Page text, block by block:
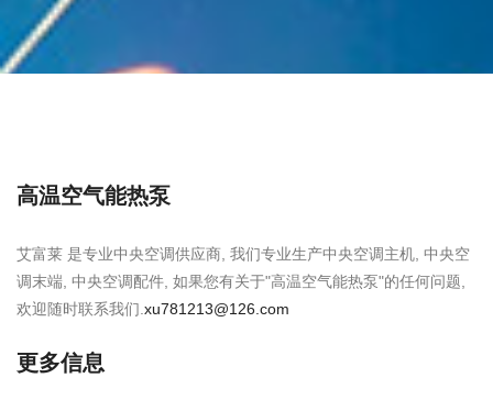
高温空气能热泵
艾富莱 是专业中央空调供应商, 我们专业生产中央空调主机, 中央空
调末端, 中央空调配件, 如果您有关于"高温空气能热泵"的任何问题,
欢迎随时联系我们. xu781213@126.com
更多信息